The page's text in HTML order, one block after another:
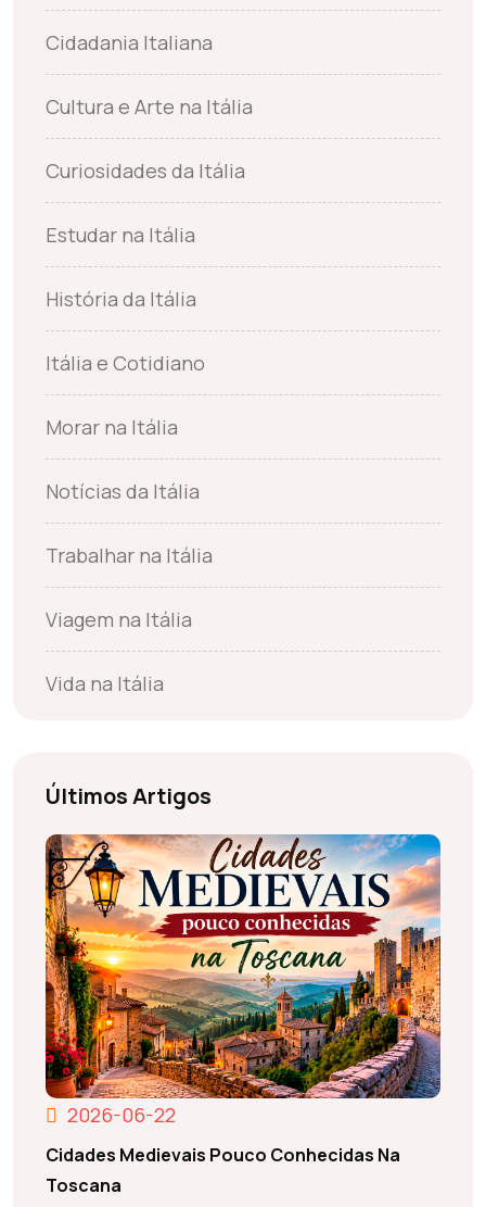
Cidadania Italiana
Cultura e Arte na Itália
Curiosidades da Itália
Estudar na Itália
História da Itália
Itália e Cotidiano
Morar na Itália
Notícias da Itália
Trabalhar na Itália
Viagem na Itália
Vida na Itália
Últimos Artigos
2026-06-22
Cidades Medievais Pouco Conhecidas Na
Toscana